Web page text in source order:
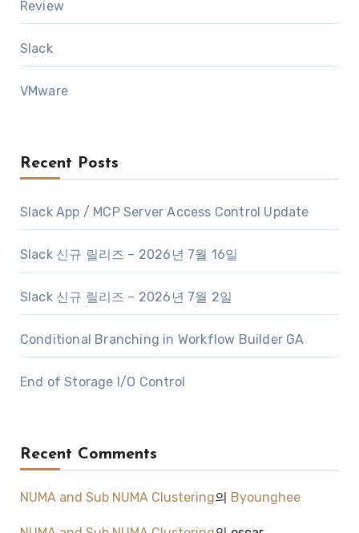
Review
Slack
VMware
Recent Posts
Slack App / MCP Server Access Control Update
Slack 신규 릴리즈 – 2026년 7월 16일
Slack 신규 릴리즈 – 2026년 7월 2일
Conditional Branching in Workflow Builder GA
End of Storage I/O Control
Recent Comments
NUMA and Sub NUMA Clustering의 Byounghee